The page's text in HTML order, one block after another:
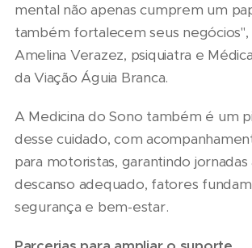
mental não apenas cumprem um
também fortalecem seus negócios",
Amelina Verazez, psiquiatra e
da Viação Águia Branca.
A Medicina do Sono também é um
desse cuidado, com
para motoristas, garantindo jornadas
descanso adequado, fatores
segurança e bem-estar.